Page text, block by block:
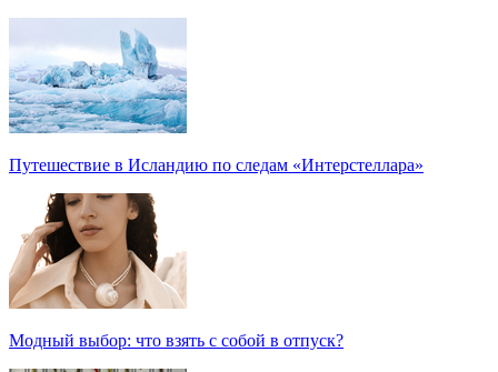
Путешествие в Исландию по следам «Интерстеллара»
Модный выбор: что взять с собой в отпуск?